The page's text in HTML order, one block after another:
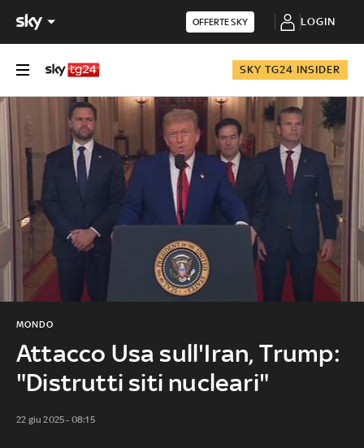
OFFERTE SKY LOGIN
SKY TG24 INSIDER
Attacco Usa sull'Iran, Trump:
"Distrutti siti nucleari"
MONDO
22 giu 2025 - 08:15